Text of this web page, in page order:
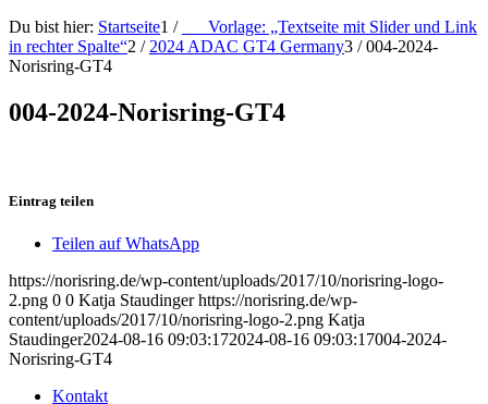
Du bist hier: Startseite1 /
___Vorlage: „Textseite mit Slider und Link
in rechter Spalte“2 / 2024 ADAC GT4 Germany3 / 004-2024-
Norisring-GT4
004-2024-Norisring-GT4
Eintrag teilen
Teilen auf WhatsApp
https://norisring.de/wp-content/uploads/2017/10/norisring-logo-
2.png 0 0 Katja Staudinger https://norisring.de/wp-
content/uploads/2017/10/norisring-logo-2.png Katja
Staudinger2024-08-16 09:03:172024-08-16 09:03:17004-2024-
Norisring-GT4
Kontakt